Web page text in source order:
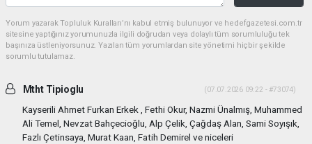
Yorum yazarak Topluluk Kuralları’nı kabul etmiş bulunuyor ve hedefgazetesi.com.tr
sitesine yaptığınız yorumunuzla ilgili doğrudan veya dolaylı tüm sorumluluğu tek
başınıza üstleniyorsunuz. Yazılan tüm yorumlardan site yönetimi hiçbir şekilde
sorumlu tutulamaz.
Mtht Tipioglu (07.07.2026 09:22 - #73074)
Kayserili Ahmet Furkan Erkek , Fethi Okur, Nazmi Ünalmış, Muhammed
Ali Temel, Nevzat Bahçecioğlu, Alp Çelik, Çağdaş Alan, Sami Soyışık,
Fazlı Çetinsaya, Murat Kaan, Fatih Demirel ve niceleri